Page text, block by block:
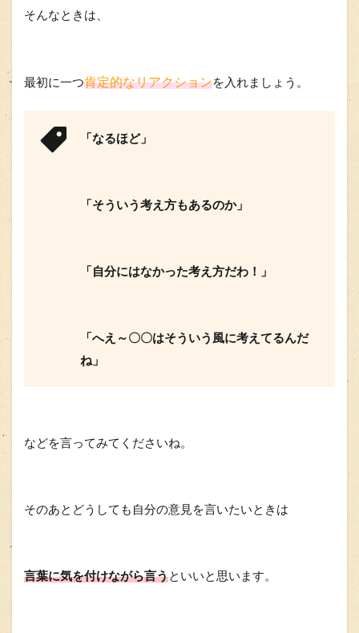
そんなときは、
最初に一つ肯定的なリアクションを入れましょう。
「なるほど」
「そういう考え方もあるのか」
「自分にはなかった考え方だわ！」
「へえ～〇〇はそういう風に考えてるんだ
ね」
などを言ってみてくださいね。
そのあとどうしても自分の意見を言いたいときは
言葉に気を付けながら言うといいと思います。